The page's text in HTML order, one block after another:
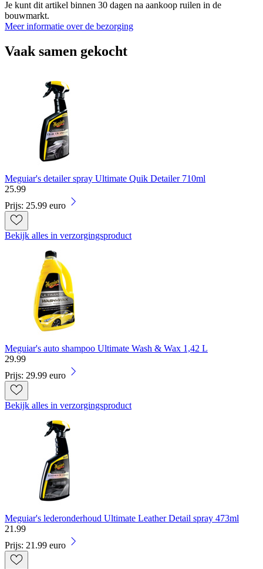
Je kunt dit artikel binnen 30 dagen na aankoop ruilen in de
bouwmarkt.
Meer informatie over de bezorging
Vaak samen gekocht
Meguiar's detailer spray Ultimate Quik Detailer 710ml
25.99
Prijs: 25.99 euro
Bekijk alles in verzorgingsproduct
Meguiar's auto shampoo Ultimate Wash & Wax 1,42 L
29.99
Prijs: 29.99 euro
Bekijk alles in verzorgingsproduct
Meguiar's lederonderhoud Ultimate Leather Detail spray 473ml
21 .99
Prijs: 21.99 euro